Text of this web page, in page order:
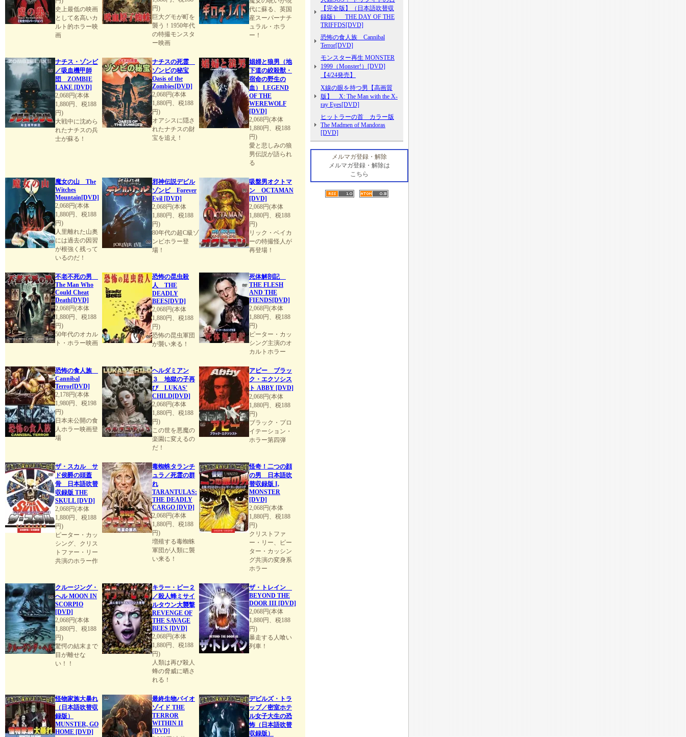
史上最低の映画
として名高いカ
ルト的ホラー映
画
円)
巨大グモが町を
襲う！1950年代
の特撮モンスタ
ー映画
代に蘇る、英国
産スーパーナチ
ュラル・ホラ
ー！
ナチス・ゾンビ
／吸血機甲師
団 ZOMBIE
LAKE [DVD]
2,068円(本体
1,880円、税188
円)
大戦中に沈めら
れたナチスの兵
士が蘇る！
ナチスの死霊
ゾンビの秘宝
Oasis of the
Zombies[DVD]
2,068円(本体
1,880円、税188
円)
オアシスに隠さ
れたナチスの財
宝を追え！
娼婦と狼男（地
下道の絞殺獣・
宿命の野生の
血） LEGEND
OF THE
WEREWOLF
[DVD]
2,068円(本体
1,880円、税188
円)
愛と悲しみの狼
男伝説が語られ
る
魔女の山 The
Witches
Mountain[DVD]
2,068円(本体
1,880円、税188
円)
人里離れた山奥
には過去の因習
が根強く残って
いるのだ！
邪神伝説デビル
ゾンビ Forever
Evil [DVD]
2,068円(本体
1,880円、税188
円)
80年代の超C級ゾ
ンビホラー登
場！
吸盤男オクトマ
ン OCTAMAN
[DVD]
2,068円(本体
1,880円、税188
円)
リック・ベイカ
ーの特撮怪人が
再登場！
不老不死の男
The Man Who
Could Cheat
Death[DVD]
2,068円(本体
1,880円、税188
円)
50年代のオカル
ト・ホラー映画
恐怖の昆虫殺
人 THE
DEADLY
BEES[DVD]
2,068円(本体
1,880円、税188
円)
恐怖の昆虫軍団
が襲い来る！
死体解剖記
THE FLESH
AND THE
FIENDS[DVD]
2,068円(本体
1,880円、税188
円)
ピーター・カッ
シング主演のオ
カルトホラー
恐怖の食人族
Cannibal
Terror[DVD]
2,178円(本体
1,980円、税198
円)
日本未公開の食
人ホラー映画登
場
ヘルダミアン
３ 地獄の子再
び LUKAS'
CHILD[DVD]
2,068円(本体
1,880円、税188
円)
この世を悪魔の
楽園に変えるの
だ！
アビー ブラッ
ク・エクソシス
ト ABBY [DVD]
2,068円(本体
1,880円、税188
円)
ブラック・プロ
イテーション・
ホラー第四弾
ザ・スカル サ
ド侯爵の頭蓋
骨 日本語吹替
収録版 THE
SKULL [DVD]
2,068円(本体
1,880円、税188
円)
ピーター・カッ
シング、クリス
トファー・リー
共演のホラー作
毒蜘蛛タランチ
ュラ／死霊の群
れ
TARANTULAS:
THE DEADLY
CARGO [DVD]
2,068円(本体
1,880円、税188
円)
増殖する毒蜘蛛
軍団が人類に襲
い来る！
怪奇！二つの顔
の男 日本語吹
替収録版 I,
MONSTER
[DVD]
2,068円(本体
1,880円、税188
円)
クリストファ
ー・リー、ピー
ター・カッシン
グ共演の変身系
ホラー
クルージング・
へル MOON IN
SCORPIO
[DVD]
2,068円(本体
1,880円、税188
円)
驚愕の結末まで
目が離せな
い！！
キラー・ビー２
／殺人蜂ミサイ
ルタウン大襲撃
REVENGE OF
THE SAVAGE
BEES [DVD]
2,068円(本体
1,880円、税188
円)
人類は再び殺人
蜂の脅威に晒さ
れる！
ザ・トレイン
BEYOND THE
DOOR III [DVD]
2,068円(本体
1,880円、税188
円)
暴走する人喰い
列車！
怪物家族大暴れ
（日本語吹替収
録版）
MUNSTER, GO
HOME [DVD]
最終生物バイオ
ゾイド THE
TERROR
WITHIN II
[DVD]
デビルズ・トラ
ップ／密室ホテ
ル女子大生の恐
怖（日本語吹替
収録版）
【完全版】（日本語吹替収
録版） THE DAY OF THE
TRIFFDS[DVD]
恐怖の食人族 Cannibal
Terror[DVD]
モンスター再生 MONSTER
1999（Monster!）[DVD]
【4/24発売】
X線の眼を持つ男【高画質
版】 X: The Man with the X-
ray Eyes[DVD]
ヒットラーの首 カラー版
The Madmen of Mandoras
[DVD]
メルマガ登録・解除
メルマガ登録・解除は
こちら